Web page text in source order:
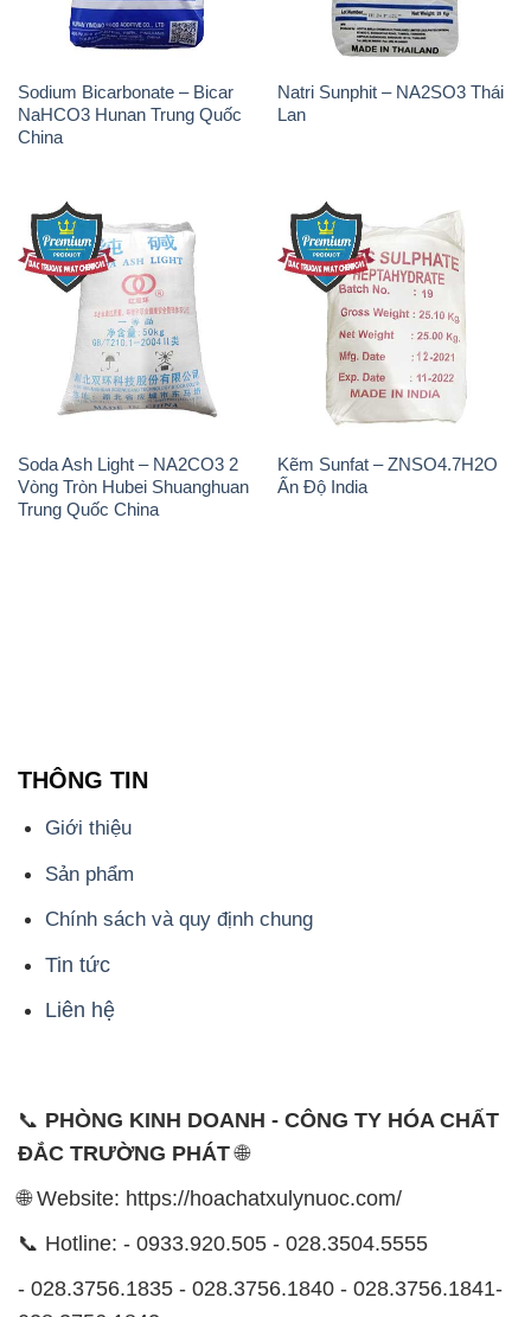
Sodium Bicarbonate – Bicar
NaHCO3 Hunan Trung Quốc
China
Natri Sunphit – NA2SO3 Thái
Lan
Soda Ash Light – NA2CO3 2
Vòng Tròn Hubei Shuanghuan
Trung Quốc China
Kẽm Sunfat – ZNSO4.7H2O
Ấn Độ India
THÔNG TIN
Giới thiệu
Sản phẩm
Chính sách và quy định chung
Tin tức
Liên hệ
📞 PHÒNG KINH DOANH - CÔNG TY HÓA CHẤT
ĐẮC TRƯỜNG PHÁT🌐
🌐 Website: https://hoachatxulynuoc.com/
📞 Hotline: - 0933.920.505 - 028.3504.5555
- 028.3756.1835 - 028.3756.1840 - 028.3756.1841-